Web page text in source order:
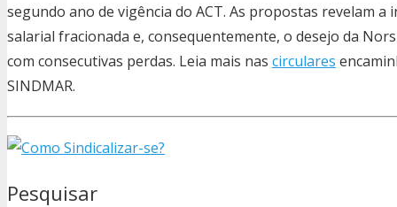
segundo ano de vigência do ACT. As propostas revelam
salarial fracionada e, consequentemente, o desejo da
com consecutivas perdas. Leia mais nas circulares
SINDMAR.
Pesquisar